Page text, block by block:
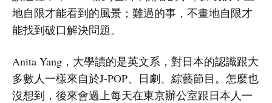
地自限才能看到的風景；難過的事，不畫地自限才
能找到破口解決問題。
Anita Yang，大學讀的是英文系，對日本的認識跟大
多數人一樣來自於J-POP、日劇、綜藝節目。怎麼也
沒想到，後來會過上每天在東京辦公室跟日本人一